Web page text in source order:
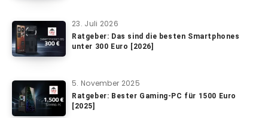
23. Juli 2026
Ratgeber: Das sind die besten Smartphones
unter 300 Euro [2026]
5. November 2025
Ratgeber: Bester Gaming-PC für 1500 Euro
[2025]